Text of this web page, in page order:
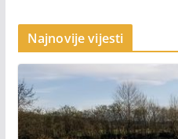
Najnovije vijesti